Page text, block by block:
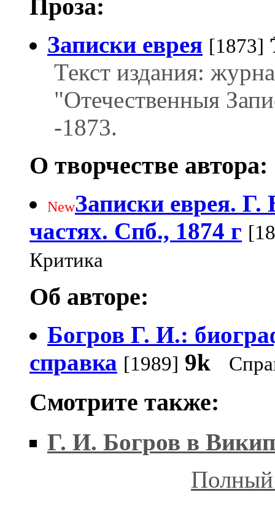
Проза:
Записки еврея [1873]
Текст издания:
"Отечественныя
-1873.
О творчестве автора:
NewЗаписки еврея. Г.
частях. Спб., 1874 г
Критика
Об авторе:
Богров Г. И.:
справка [1989] 9k
Смотрите также:
Г. И. Богров в
Полный